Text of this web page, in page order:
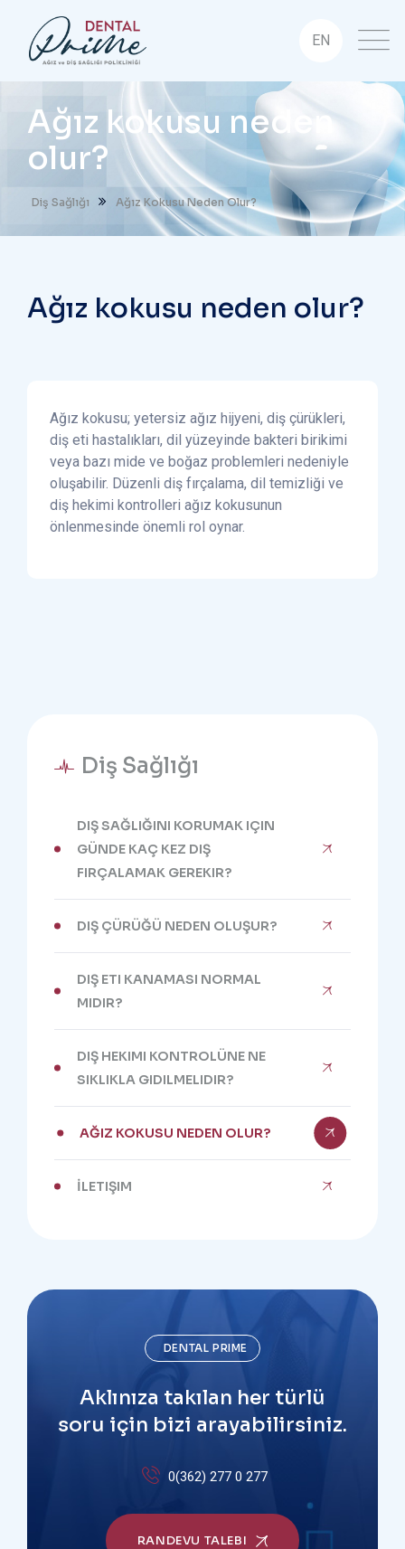
EN
Ağız kokusu neden
olur?
Diş Sağlığı Ağız Kokusu Neden Olur?
Ağız kokusu neden olur?
Ağız kokusu; yetersiz ağız hijyeni, diş çürükleri,
diş eti hastalıkları, dil yüzeyinde bakteri birikimi
veya bazı mide ve boğaz problemleri nedeniyle
oluşabilir. Düzenli diş fırçalama, dil temizliği ve
diş hekimi kontrolleri ağız kokusunun
önlenmesinde önemli rol oynar.
Diş Sağlığı
DIŞ SAĞLIĞINI KORUMAK IÇIN
GÜNDE KAÇ KEZ DIŞ
FIRÇALAMAK GEREKIR?
DIŞ ÇÜRÜĞÜ NEDEN OLUŞUR?
DIŞ ETI KANAMASI NORMAL
MIDIR?
DIŞ HEKIMI KONTROLÜNE NE
SIKLIKLA GIDILMELIDIR?
AĞIZ KOKUSU NEDEN OLUR?
İLETIŞIM
DENTAL PRIME
Aklınıza takılan her türlü
soru için bizi arayabilirsiniz.
0(362) 277 0 277
RANDEVU TALEBI